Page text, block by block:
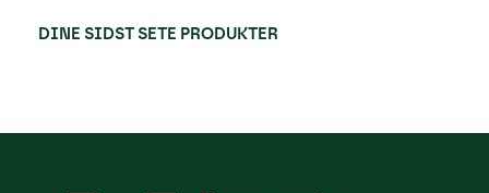
DINE SIDST SETE PRODUKTER